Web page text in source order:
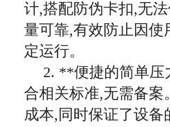
计,搭配防伪卡扣,无
量可靠,有效防止因使
定运行。
2. **便捷的简单压
合相关标准,无需备案
成本,同时保证了设备